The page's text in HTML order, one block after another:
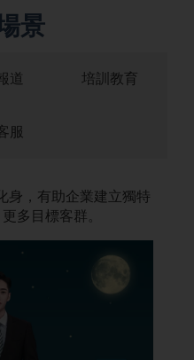
景
道 培訓教育
服
身，有助企業建立獨特
多目標客群。